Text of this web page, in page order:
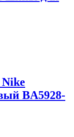
BA5928-